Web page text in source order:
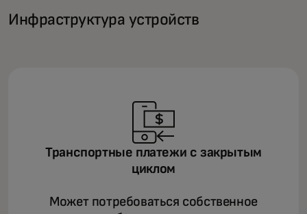
Инфраструктура устройств
Транспортные платежи с закрытым
циклом
Может потребоваться собственное